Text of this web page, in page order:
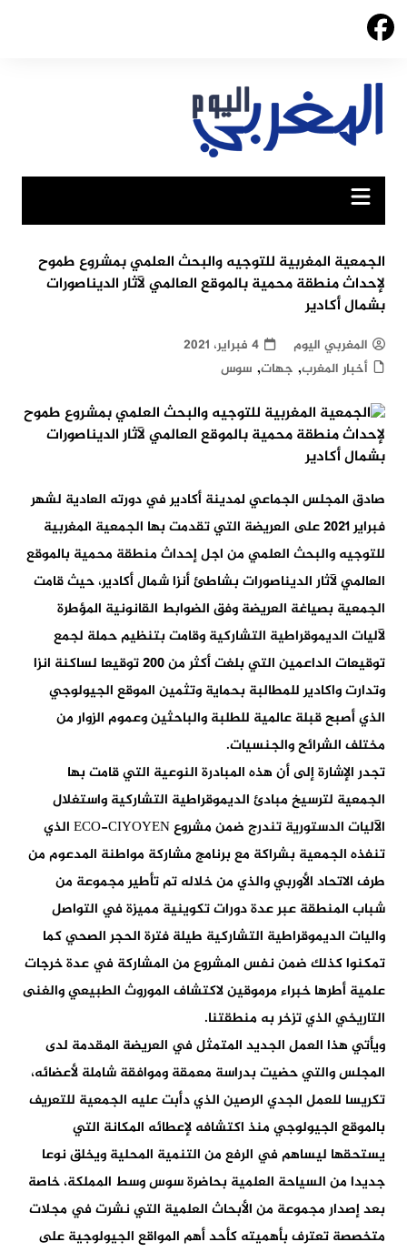
Skip
الجمعية المغربية للتوجيه والبحث العلمي بمشروع طموح
لإحداث منطقة محمية بالموقع العالمي لآثار الديناصورات
بشمال أكادير
المغربي اليوم
4 فبراير، 2021
أخبار المغرب, جهات, سوس
صادق المجلس الجماعي لمدينة أكادير في دورته العادية لشهر
فبراير 2021 على العريضة التي تقدمت بها الجمعية المغربية
للتوجيه والبحث العلمي من اجل إحداث منطقة محمية بالموقع
العالمي لآثار الديناصورات بشاطئ أنزا شمال أكادير، حيث قامت
الجمعية بصياغة العريضة وفق الضوابط القانونية المؤطرة
لآليات الديموقراطية التشاركية وقامت بتنظيم حملة لجمع
توقيعات الداعمين التي بلغت أكثر من 200 توقيعا لساكنة انزا
وتدارت واكادير للمطالبة بحماية وتثمين الموقع الجيولوجي
الذي أصبح قبلة عالمية للطلبة والباحثين وعموم الزوار من
مختلف الشرائح والجنسيات.
تجدر الإشارة إلى أن هذه المبادرة النوعية التي قامت بها
الجمعية لترسيخ مبادئ الديموقراطية التشاركية واستغلال
الآليات الدستورية تندرج ضمن مشروع ECO-CIYOYEN الذي
تنفذه الجمعية بشراكة مع برنامج مشاركة مواطنة المدعوم من
طرف الاتحاد الأوربي والذي من خلاله تم تأطير مجموعة من
شباب المنطقة عبر عدة دورات تكوينية مميزة في التواصل
واليات الديموقراطية التشاركية طيلة فترة الحجر الصحي كما
تمكنوا كذلك ضمن نفس المشروع من المشاركة في عدة خرجات
علمية أطرها خبراء مرموقين لاكتشاف الموروث الطبيعي والغنى
التاريخي الذي تزخر به منطقتنا.
ويأتي هذا العمل الجديد المتمثل في العريضة المقدمة لدى
المجلس والتي حضيت بدراسة معمقة وموافقة شاملة لأعضائه،
تكريسا للعمل الجدي الرصين الذي دأبت عليه الجمعية للتعريف
بالموقع الجيولوجي منذ اكتشافه لإعطائه المكانة التي
يستحقها ليساهم في الرفع من التنمية المحلية ويخلق نوعا
جديدا من السياحة العلمية بحاضرة سوس وسط المملكة، خاصة
بعد إصدار مجموعة من الأبحاث العلمية التي نشرت في مجلات
متخصصة تعترف بأهميته كأحد أهم المواقع الجيولوجية على